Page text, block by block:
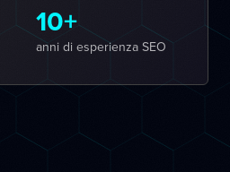
10+
anni di esperienza SEO